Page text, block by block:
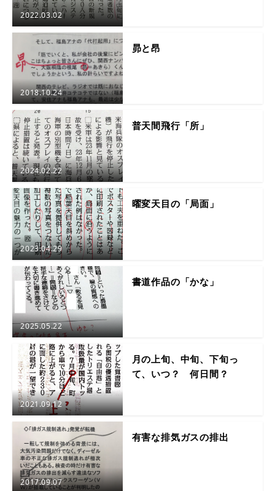
2022.03.02
2018.10.24
昴と昂
2024.02.22
普天間飛行「所」
2023.04.29
曜変天目の「局面」
2025.05.22
書道作品の「かな」
2021.09.12
月の上旬、中旬、下旬っ
て、いつ？ 何日間？
2017.09.07
有害な排気ガスの排出